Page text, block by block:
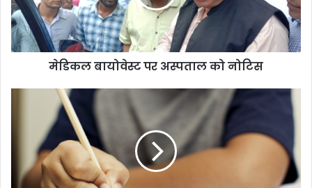
नोटिस
मेडिकल बायोवेस्ट पर अस्पताल को नोटिस